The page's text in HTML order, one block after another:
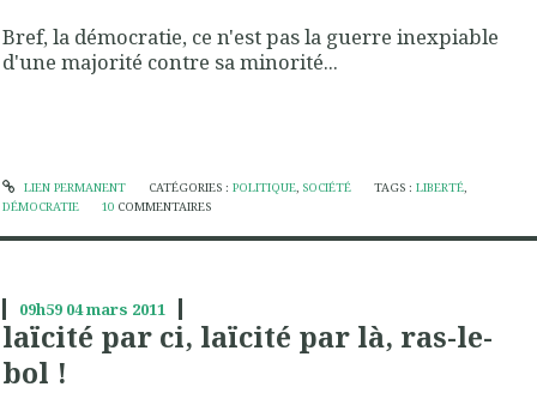
Bref, la démocratie, ce n'est pas la guerre inexpiable
d'une majorité contre sa minorité...
LIEN PERMANENT CATÉGORIES : POLITIQUE, SOCIÉTÉ TAGS :LIBERTÉ,
DÉMOCRATIE
10 COMMENTAIRES
09h59 04mars 2011
laïcité par ci, laïcité par là, ras-le-
bol !